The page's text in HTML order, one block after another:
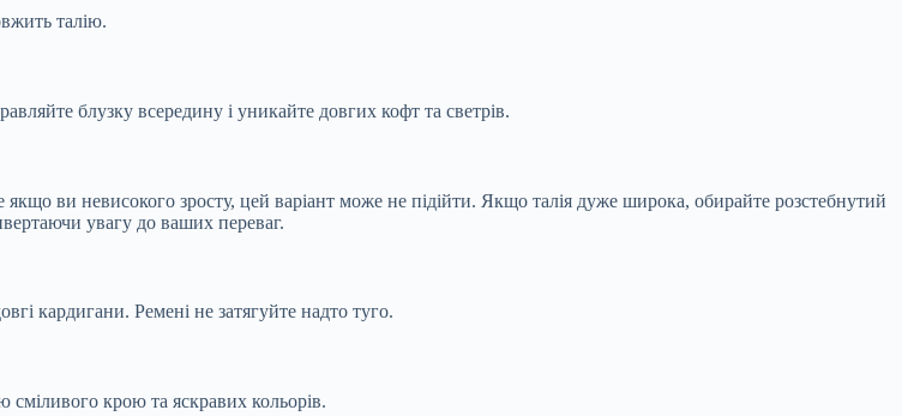
талію.
блузку всередину і уникайте довгих кофт та светрів.
ви невисокого зросту, цей варіант може не підійти. Якщо талія дуже широка, обирайте розстебнутий
увагу до ваших переваг.
кардигани. Ремені не затягуйте надто туго.
сміливого крою та яскравих кольорів.